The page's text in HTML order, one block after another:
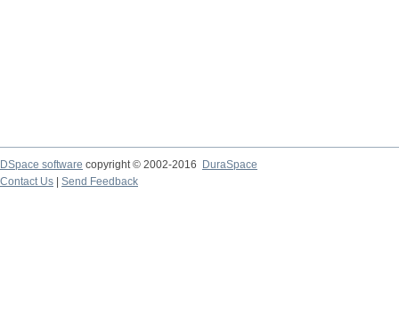
DSpace software copyright © 2002-2016
DuraSpace
Contact Us
Send Feedback